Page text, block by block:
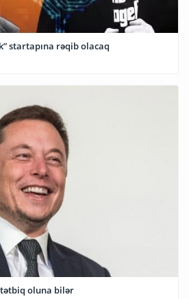
startapına rəqib olacaq
oluna bilər